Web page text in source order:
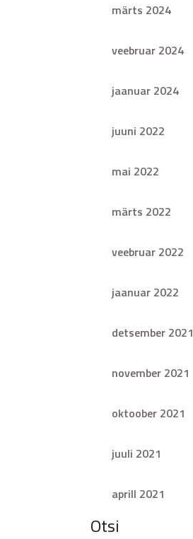
märts 2024
veebruar 2024
jaanuar 2024
juuni 2022
mai 2022
märts 2022
veebruar 2022
jaanuar 2022
detsember 2021
november 2021
oktoober 2021
juuli 2021
aprill 2021
Otsi